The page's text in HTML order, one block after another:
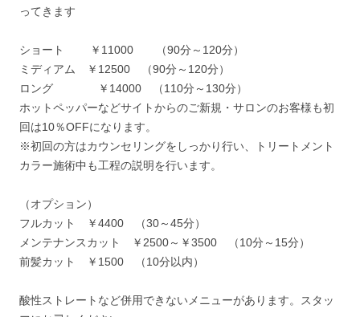
ってきます
ショート ￥11000 （90分～120分）
ミディアム ￥12500 （90分～120分）
ロング ￥14000 （110分～130分）
ホットペッパーなどサイトからのご新規・サロンのお客様も初
回は10％OFFになります。
※初回の方はカウンセリングをしっかり行い、トリートメント
カラー施術中も工程の説明を行います。
（オプション）
フルカット ￥4400 （30～45分）
メンテナンスカット ￥2500～￥3500 （10分～15分）
前髪カット ￥1500 （10分以内）
酸性ストレートなど併用できないメニューがあります。スタッ